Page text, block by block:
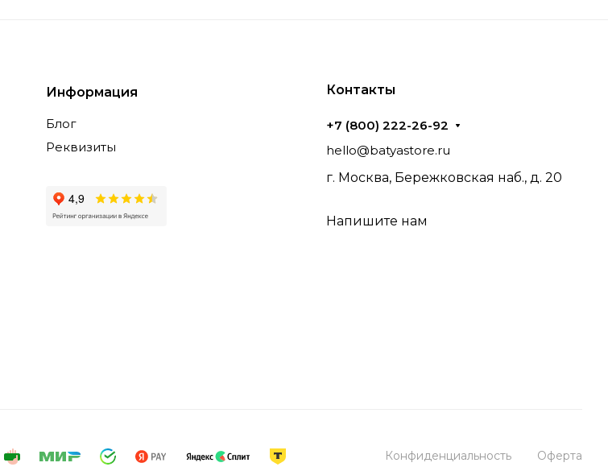
Информация
Блог
Реквизиты
Контакты
+7 (800) 222-26-92
hello@batyastore.ru
г. Москва, Бережковская наб., д. 20
Напишите нам
Конфиденциальность Оферта